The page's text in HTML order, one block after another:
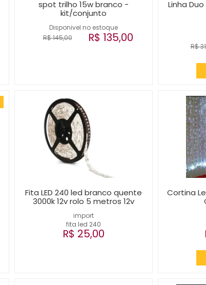
Disponivel no estoque
spot trilho 15w branco -
kit/conjunto
R$ 145,00 R$ 135,00
Linha
R$
import
fita led 240
Fita LED 240 led branco quente
3000k 12v rolo 5 metros 12v
R$ 25,00
Cortina